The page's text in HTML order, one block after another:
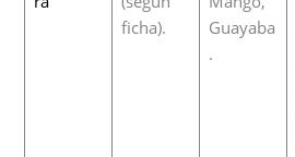
ficha).
Guayaba
.